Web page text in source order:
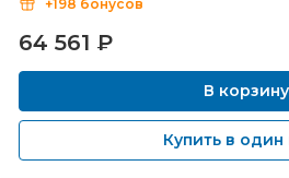
+198 бонусов
64 561 ₽
В корзину
Купить в один